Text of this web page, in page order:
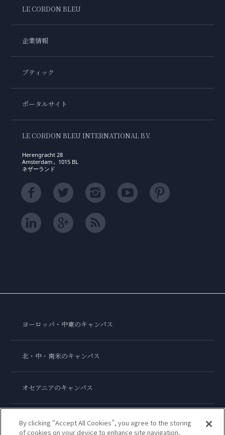
LE CORDON BLEU
企業情報
ブティック
ポータルサイト
LE CORDON BLEU INTERNATIONAL B.V.
Herengracht 28
Amsterdam , 1015 BL
ネザーランド
ヨーロッパ・中東のキャンパス
北・中・南米のキャンパス
オセアニアのキャンパス
アジアのキャンパス
By clicking “Accept All Cookies”, you agree to the storing
of cookies on your device to enhance site navigation,